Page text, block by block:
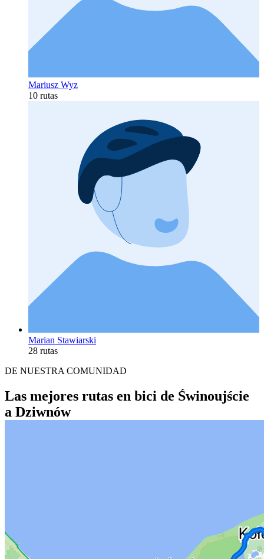
Mariusz Wyz
10 rutas
Marian Stawiarski
28 rutas
DE NUESTRA COMUNIDAD
Las mejores rutas en bici de Świnoujście
a Dziwnów